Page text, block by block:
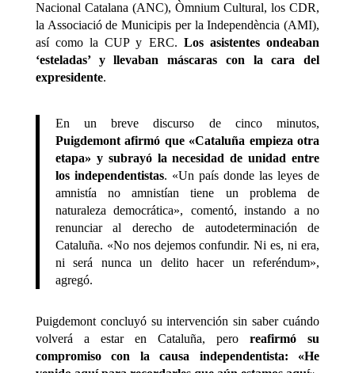
Nacional Catalana (ANC), Òmnium Cultural, los CDR,
la Associació de Municipis per la Independència (AMI),
así como la CUP y ERC. Los asistentes ondeaban
‘esteladas’ y llevaban máscaras con la cara del
expresidente.
En un breve discurso de cinco minutos,
Puigdemont afirmó que «Cataluña empieza otra
etapa» y subrayó la necesidad de unidad entre
los independentistas. «Un país donde las leyes de
amnistía no amnistían tiene un problema de
naturaleza democrática», comentó, instando a no
renunciar al derecho de autodeterminación de
Cataluña. «No nos dejemos confundir. Ni es, ni era,
ni será nunca un delito hacer un referéndum»,
agregó.
Puigdemont concluyó su intervención sin saber cuándo
volverá a estar en Cataluña, peroreafirmó su
compromiso con la causa independentista: «He